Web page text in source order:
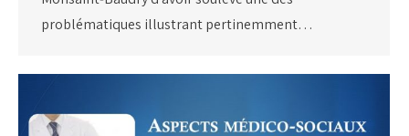
problématiques illustrant pertinemment…